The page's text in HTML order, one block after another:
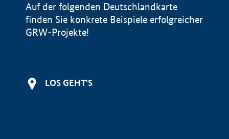
Auf der folgenden Deutschlandkarte
finden Sie konkrete Beispiele erfolgreicher
GRW-Projekte!
LOS GEHT'S